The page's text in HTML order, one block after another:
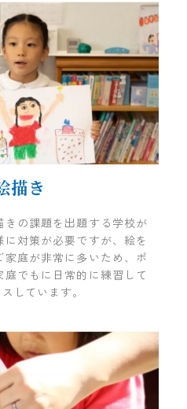
描き
の課題を出題する学校が
対策が必要ですが、絵を
庭が非常に多いため、ポ
でもに日常的に練習して
しています。